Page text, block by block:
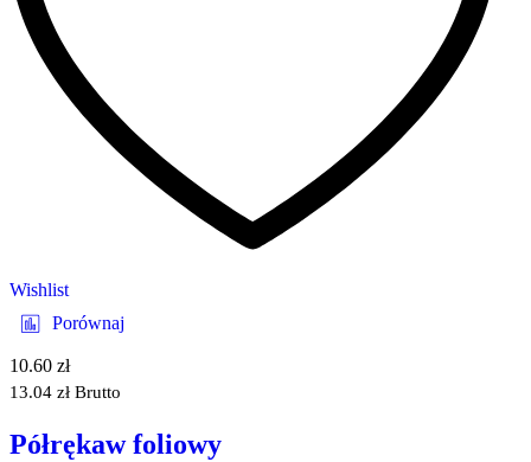
Wishlist
Porównaj
10.60 zł
13.04 zł Brutto
Półrękaw foliowy